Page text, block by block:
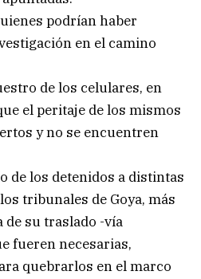
podrían haber
en el camino
de los celulares, en
el peritaje de los mismos
y no se encuentren
de los detenidos a distintas
tribunales de Goya, más
de su traslado -vía
fueren necesarias,
quebrarlos en el marco